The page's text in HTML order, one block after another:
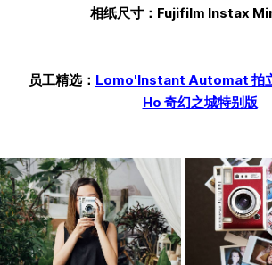
相纸尺寸：Fujifilm Instax
员工精选： Lomo'Instant Automat 拍
Ho 奇幻之城特别版